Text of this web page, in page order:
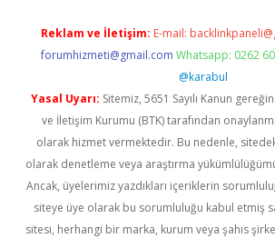
Reklam ve İletişim: E-mail:
forumhizmeti@gmail.com Whatsapp: 0262
@karabul
Yasal Uyarı: Sitemiz, 5651 Sayılı Kanun
ve İletişim Kurumu (BTK) tarafından
olarak hizmet vermektedir. Bu nedenle,
olarak denetleme veya araştırma
Ancak, üyelerimiz yazdıkları içeriklerin
siteye üye olarak bu sorumluluğu kabul etmiş
sitesi, herhangi bir marka, kurum veya şahıs